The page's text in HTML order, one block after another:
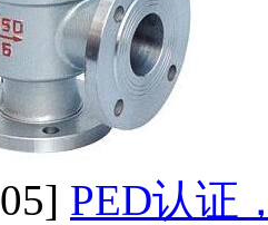
PED认证